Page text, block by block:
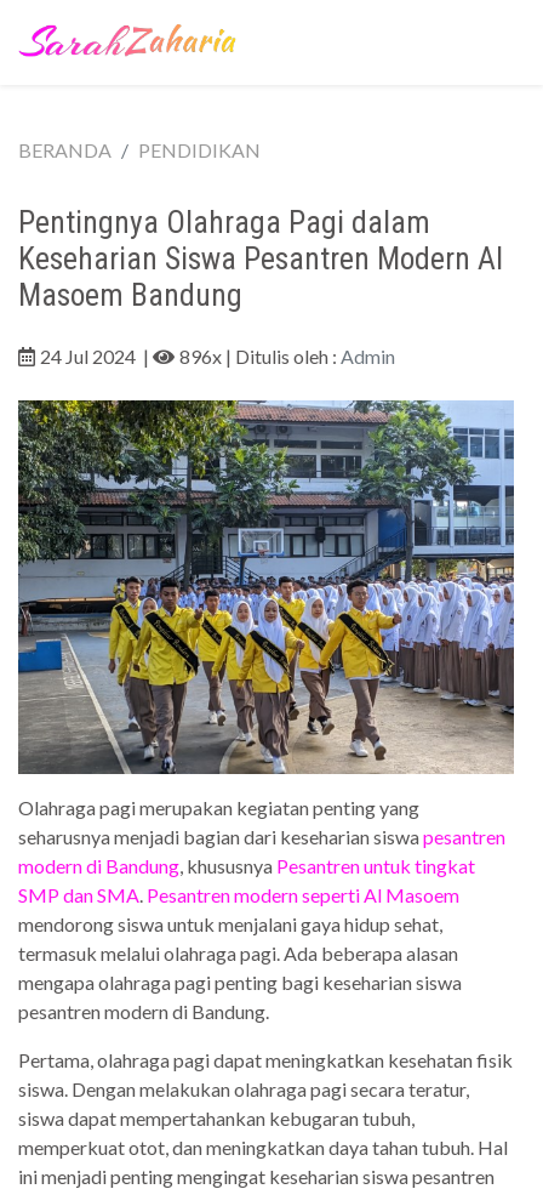
BERANDA PENDIDIKAN
Pentingnya Olahraga Pagi dalam
Keseharian Siswa Pesantren Modern Al
Masoem Bandung
24 Jul 2024 | 896x | Ditulis oleh : Admin
Olahraga pagi merupakan kegiatan penting yang
seharusnya menjadi bagian dari keseharian siswapesantren
modern di Bandung, khususnya Pesantren untuk tingkat
SMP dan SMA. Pesantren modern seperti Al Masoem
mendorong siswa untuk menjalani gaya hidup sehat,
termasuk melalui olahraga pagi. Ada beberapa alasan
mengapa olahraga pagi penting bagi keseharian siswa
pesantren modern di Bandung.
Pertama, olahraga pagi dapat meningkatkan kesehatan fisik
siswa. Dengan melakukan olahraga pagi secara teratur,
siswa dapat mempertahankan kebugaran tubuh,
memperkuat otot, dan meningkatkan daya tahan tubuh. Hal
ini menjadi penting mengingat keseharian siswa pesantren